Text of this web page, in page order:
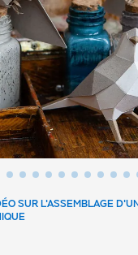
SUR L'ASSEMBLAGE